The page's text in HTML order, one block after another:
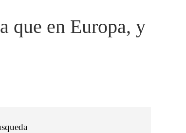
que en Europa, y